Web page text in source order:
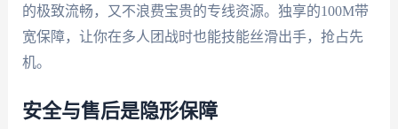
的极致流畅，又不浪费宝贵的专线资源。独享的100M带
宽保障，让你在多人团战时也能技能丝滑出手，抢占先
机。
安全与售后是隐形保障